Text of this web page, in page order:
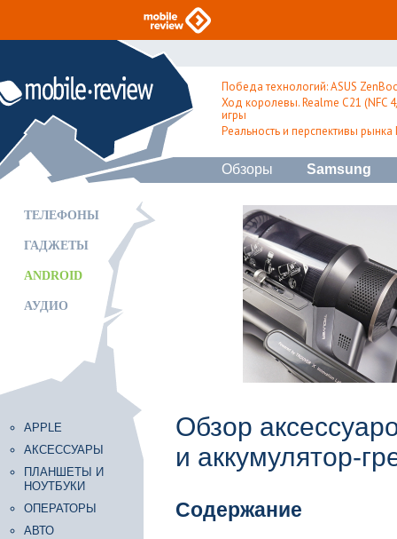
Победа технологий: ASUS
Ход королевы. Realme C21 (NFC
игры
Реальность и перспективы
Обзоры Samsung
ТЕЛЕФОНЫ
ГАДЖЕТЫ
ANDROID
АУДИО
APPLE
АКСЕССУАРЫ
ПЛАНШЕТЫ И
НОУТБУКИ
ОПЕРАТОРЫ
АВТО
Обзор
и аккумулятор-
Содержание